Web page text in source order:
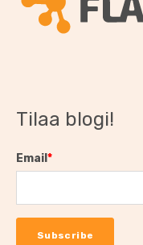
Tilaa blogi!
Email *